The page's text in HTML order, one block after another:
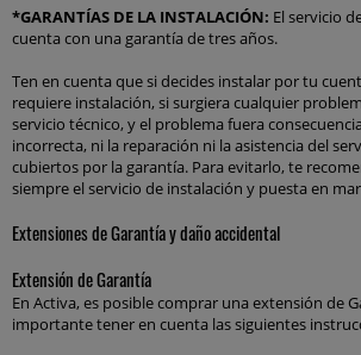
*GARANTÍAS DE LA INSTALACIÓN: El servicio
cuenta con una garantía de tres años.
Ten en cuenta que si decides instalar por tu
requiere instalación, si surgiera cualquier
servicio técnico, y el problema fuera
incorrecta, ni la reparación ni la asistencia del
cubiertos por la garantía. Para evitarlo, te
siempre el servicio de instalación y puesta en
Extensiones de Garantía y daño accidental
Extensión de Garantía
En Activa, es posible comprar una extensión de
importante tener en cuenta las siguientes